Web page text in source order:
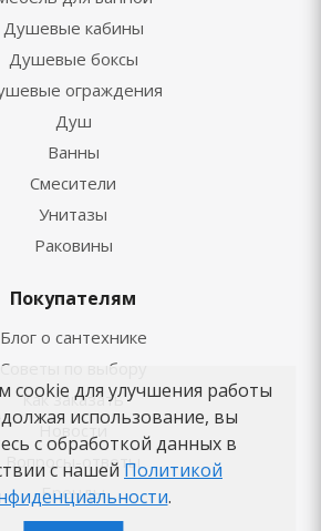
Душевые кабины
Душевые боксы
ограждения
Душ
Ванны
Смесители
Унитазы
Раковины
Покупателям
Блог о сантехнике
Советы по выбору
Как заказать
Новости
Вопросы-ответы
Бренды
cookie для улучшения работы
использование, вы
с обработкой данных в
с нашей Политикой
.